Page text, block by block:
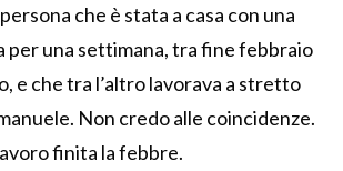
che è stata a casa con una
per una settimana, tra fine febbraio
e che tra l’altro lavorava a stretto
Non credo alle coincidenze.
finita la febbre.